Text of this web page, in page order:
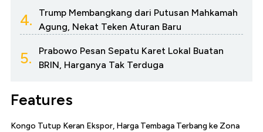
4.
Trump Membangkang dari Putusan Mahkamah
Agung, Nekat Teken Aturan Baru
5.
Prabowo Pesan Sepatu Karet Lokal Buatan
BRIN, Harganya Tak Terduga
Features
Kongo Tutup Keran Ekspor, Harga Tembaga Terbang ke Zona